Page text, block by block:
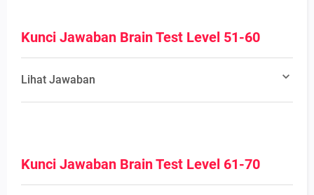
Kunci Jawaban Brain Test Level 51-60
Lihat Jawaban
Kunci Jawaban Brain Test Level 61-70